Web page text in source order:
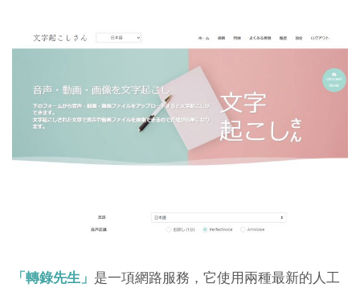
「轉錄先生」 是一項網路服務，它使用兩種最新的人工